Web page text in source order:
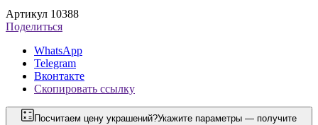
Артикул 10388
Поделиться
WhatsApp
Telegram
Вконтакте
Скопировать ссылку
Посчитаем цену украшений?Укажите параметры — получите